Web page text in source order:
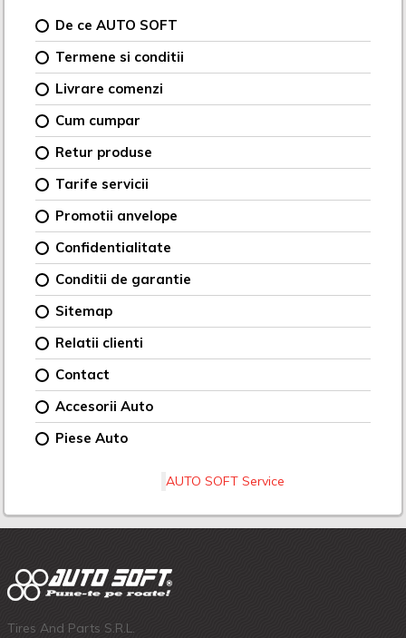
De ce AUTO SOFT
Termene si conditii
Livrare comenzi
Cum cumpar
Retur produse
Tarife servicii
Promotii anvelope
Confidentialitate
Conditii de garantie
Sitemap
Relatii clienti
Contact
Accesorii Auto
Piese Auto
AUTO SOFT Service
Tires And Parts S.R.L.